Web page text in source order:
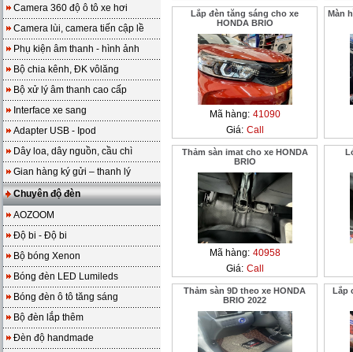
Camera 360 độ ô tô xe hơi
Camera lùi, camera tiến cập lề
Phụ kiện âm thanh - hình ảnh
Bộ chia kênh, ĐK vôlăng
Bộ xử lý âm thanh cao cấp
Interface xe sang
Adapter USB - Ipod
Dây loa, dây nguồn, cầu chì
Gian hàng ký gửi – thanh lý
Chuyên độ đèn
AOZOOM
Độ bi - Độ bi
Bộ bóng Xenon
Bóng đèn LED Lumileds
Bóng đèn ô tô tăng sáng
Bộ đèn lắp thêm
Đèn độ handmade
Lắp đèn tăng sáng cho xe
HONDA BRIO
Mã hàng: 41090
Giá: Call
Màn
Thảm sàn imat cho xe HONDA
BRIO
Mã hàng: 40958
Giá: Call
Thảm sàn 9D theo xe HONDA
BRIO 2022
Lắp